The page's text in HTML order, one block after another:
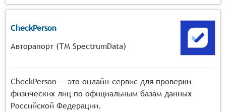
CheckPerson
Авторапорт (ТМ SpectrumData)
CheckPerson — это онлайн-сервис для проверки
физических лиц по официальным базам данных
Российской Федерации.